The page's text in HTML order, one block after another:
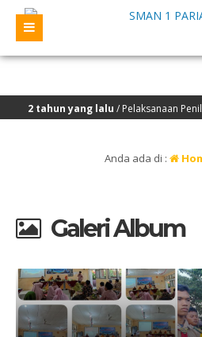
2 tahun yang lalu/ Pelaksanaan Penilaian
Anda ada di :
Galeri Album